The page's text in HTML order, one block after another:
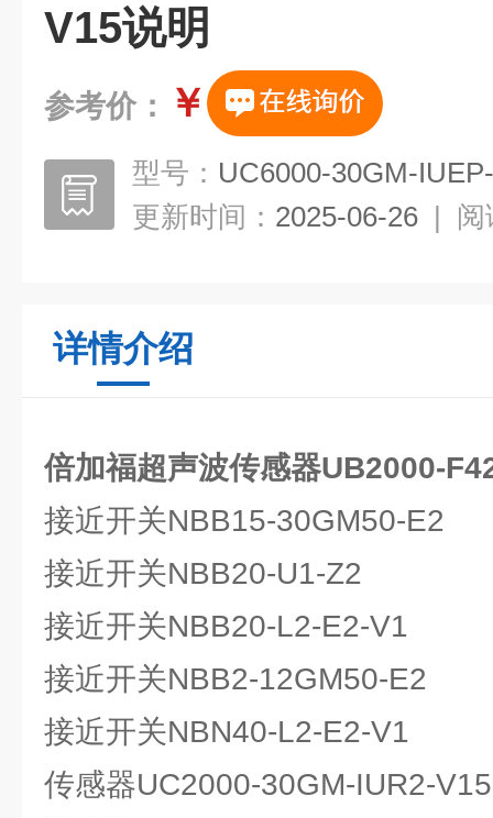
V15说明
参考价： ￥
型号： UC6000-30GM-
更新时间： 2025-06-26 | 阅
详情介绍
倍加福超声波传感器UB2000-
接近开关NBB15-30GM50-E2
接近开关NBB20-U1-Z2
接近开关NBB20-L2-E2-V1
接近开关NBB2-12GM50-E2
接近开关NBN40-L2-E2-V1
传感器UC2000-30GM-IUR2-V15